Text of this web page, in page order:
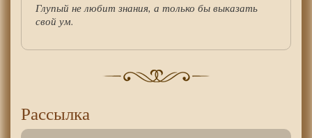
Глупый не любит знания, а только бы выказать
свой ум.
Рассылка